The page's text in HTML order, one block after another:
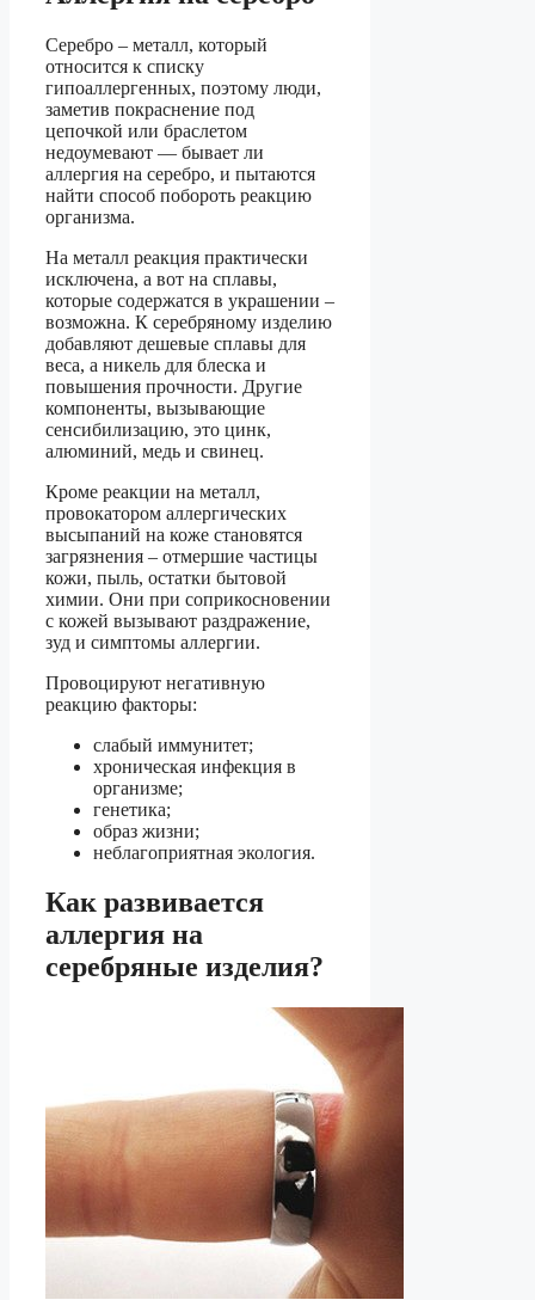
Серебро – металл, который
относится к списку
гипоаллергенных, поэтому люди,
заметив покраснение под
цепочкой или браслетом
недоумевают — бывает ли
аллергия на серебро, и пытаются
найти способ побороть реакцию
организма.
На металл реакция практически
исключена, а вот на сплавы,
которые содержатся в украшении –
возможна. К серебряному изделию
добавляют дешевые сплавы для
веса, а никель для блеска и
повышения прочности. Другие
компоненты, вызывающие
сенсибилизацию, это цинк,
алюминий, медь и свинец.
Кроме реакции на металл,
провокатором аллергических
высыпаний на коже становятся
загрязнения – отмершие частицы
кожи, пыль, остатки бытовой
химии. Они при соприкосновении
с кожей вызывают раздражение,
зуд и симптомы аллергии.
Провоцируют негативную
реакцию факторы:
слабый иммунитет;
хроническая инфекция в
организме;
генетика;
образ жизни;
неблагоприятная экология.
Как развивается
аллергия на
серебряные изделия?